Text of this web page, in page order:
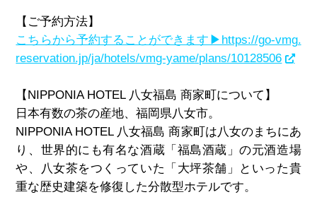
【ご予約方法】
こちらから予約することができます▶https://go-vmg.
reservation.jp/ja/hotels/vmg-yame/plans/10128506
【 NIPPONIA HOTEL 八女福島 商家町について】
日本有数の茶の産地、福岡県八女市。
NIPPONIA HOTEL 八女福島 商家町は八女のまちにあ
り、世界的にも有名な酒蔵「福島酒蔵」の元酒造場
や、八女茶をつくっていた「大坪茶舗」といった貴
重な歴史建築を修復した分散型ホテルです。